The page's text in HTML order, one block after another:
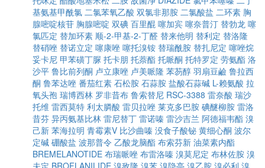
基氨基甲酰氯 二氯苯氧乙酸 双氯非那胺 二氯酸盐 二环素 胸
腺嘧啶核苷 胸腺嘧啶 双碘 百里醌 噻加宾 噻奈普汀 替勃龙 噻
氯匹定 替加环素 顺-2-甲基-2-丁醛 替来他明 替利定 替洛隆
替硝唑 替诺立定 噻康唑 噻托溴铵 替瑞酰胺 替扎尼定 噻唑烷
妥卡尼 甲苯磺丁脲 托卡朋 托萘酯 托哌酮 托特罗定 劳氨酯 洛
沙平 鲁比前列酮 卢立康唑 卢美哌隆 苯芴醇 羽扇豆鹼 鲁拉西
酮 鲁苯达唑 番茄红素 石松胺 石蒜胺 盐酸石蒜碱 L-赖氨酸 拉
氧头孢 瑞博西林 罗非昔布 鲁索替尼 RSC-3388 雷奈酸 瑞沙
托维 雷西莫特 利太膦酸 雷贝拉唑 莱克多巴胺 碘醚柳胺 雷洛
昔芬 异丙氨基比林 雷尼替丁 雷诺嗪 雷沙吉兰 阿德福韦酯 溴
己新 苯海拉明 青霉素V 比沙曲嗪 没食子酸铋 黄细心酮 波尔
定碱 硼酸盐 波那普令 乙酸龙脑酯 布索芬新 油菜素内酯
BREMELANOTIDE 布瑞哌唑 布雷洛嗪 溴莫尼定 布林佐胺 溴
夫定 BROFLANILIDE 溴敌隆 溴苯 溴隐亭 溴乙胺 溴必利 溴